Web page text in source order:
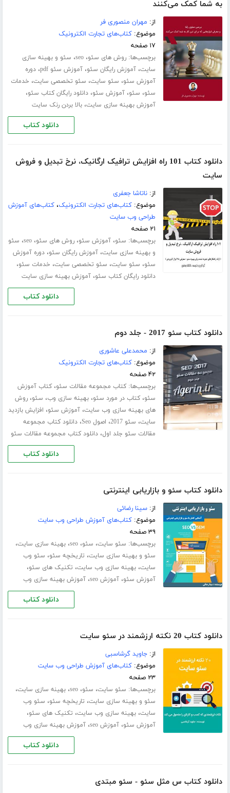
به شما کمک می‌کنند
از: مهران منصوری فر
موضوع:کتاب‌های تجارت الکترونیک
۱۷ صفحه
برچسب‌ها:روش های سئو،seo، سئو و بهینه سازی
سایت،آموزش رایگان سئو،آموزش سئو pdf ،دوره
آموزش سئو، سئو سایت، سئو تخصصی سایت، خدمات
سئو، سئو،آموزش سئو،دانلود رایگان کتاب سئو،
آموزش بهینه سازی سایت،بالا بردن رنک سایت
دانلود کتاب
دانلود کتاب 101 راه افزایش ترافیک ارگانیک‌، نرخ تبدیل و فروش
سایت
از:ناتاشا جعفری
موضوع:کتاب‌های تجارت الکترونیک،کتاب‌های آموزش
طراحی وب سایت
۲۱ صفحه
برچسب‌ها: سئو،آموزش سئو،روش های سئو،seo، سئو
و بهینه سازی سایت،آموزش رایگان سئو،دوره آموزش
سئو، سئو سایت، سئو تخصصی سایت، خدمات سئو،
دانلود رایگان کتاب سئو،آموزش بهینه سازی سایت
دانلود کتاب
دانلود کتاب سئو 2017 - جلد دوم
از: محمدعلی عاشوری
موضوع:کتاب‌های تجارت الکترونیک
۴۲ صفحه
برچسب‌ها:کتاب مجموعه مقالات سئو،کتاب آموزش
سئو،کتاب در مورد سئو،بهینه سازی وب، سئو،روش
های بهینه سازی وب سایت،آموزش سئو، افزایش بازدید
سایت، سئو 2017 ، اصول Seo ،دانلود کتاب مجموعه
مقالات سئو جلد اول،دانلود کتاب مجموعه مقالات سئو
دانلود کتاب
دانلود کتاب سئو و بازاریابی اینترنتی
از:سینا رضائی
موضوع:کتاب‌های آموزش طراحی وب سایت
۳۹ صفحه
برچسب‌ها: سئو سایت، سئو،seo،بهینه‌ سازی سایت،
سئو و بهینه سازی سایت، تاریخچه سئو، سئو وب
سایت،بهینه سازی وب سایت، تکنیک های سئو،
آموزش سئو،آموزش seo ،آموزش بهینه سازی وب
دانلود کتاب
دانلود کتاب 20 نکته ارزشمند در سئو سایت
از:جاوید گرشاسبی
موضوع:کتاب‌های آموزش طراحی وب سایت
۲۳ صفحه
برچسب‌ها: سئو سایت، سئو،seo،بهینه‌ سازی سایت،
سئو و بهینه سازی سایت، تاریخچه سئو، سئو وب
سایت،بهینه سازی وب سایت، تکنیک های سئو،
آموزش سئو،آموزش seo ،آموزش بهینه سازی وب
دانلود کتاب
دانلود کتاب س مثل سئو - سئو مبتدی